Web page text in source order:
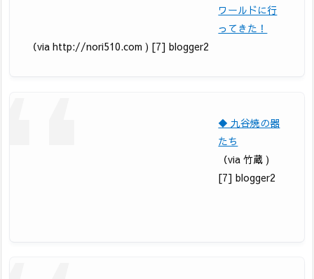
ワールドに行
ってきた！
（via http://nori510.com ) [7] blogger2
◆ 九谷焼の器
たち
（via 竹蔵 )
[7] blogger2